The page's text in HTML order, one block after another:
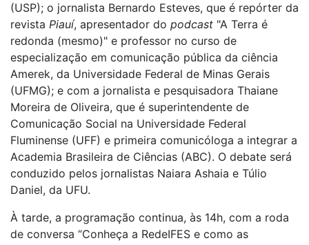
(USP); o jornalista Bernardo Esteves, que é repórter da
revista Piauí, apresentador do podcast "A Terra é
redonda (mesmo)" e professor no curso de
especialização em comunicação pública da ciência
Amerek, da Universidade Federal de Minas Gerais
(UFMG); e com a jornalista e pesquisadora Thaiane
Moreira de Oliveira, que é superintendente de
Comunicação Social na Universidade Federal
Fluminense (UFF) e primeira comunicóloga a integrar a
Academia Brasileira de Ciências (ABC). O debate será
conduzido pelos jornalistas Naiara Ashaia e Túlio
Daniel, da UFU.
À tarde, a programação continua, às 14h, com a roda
de conversa “Conheça a RedeIFES e como as